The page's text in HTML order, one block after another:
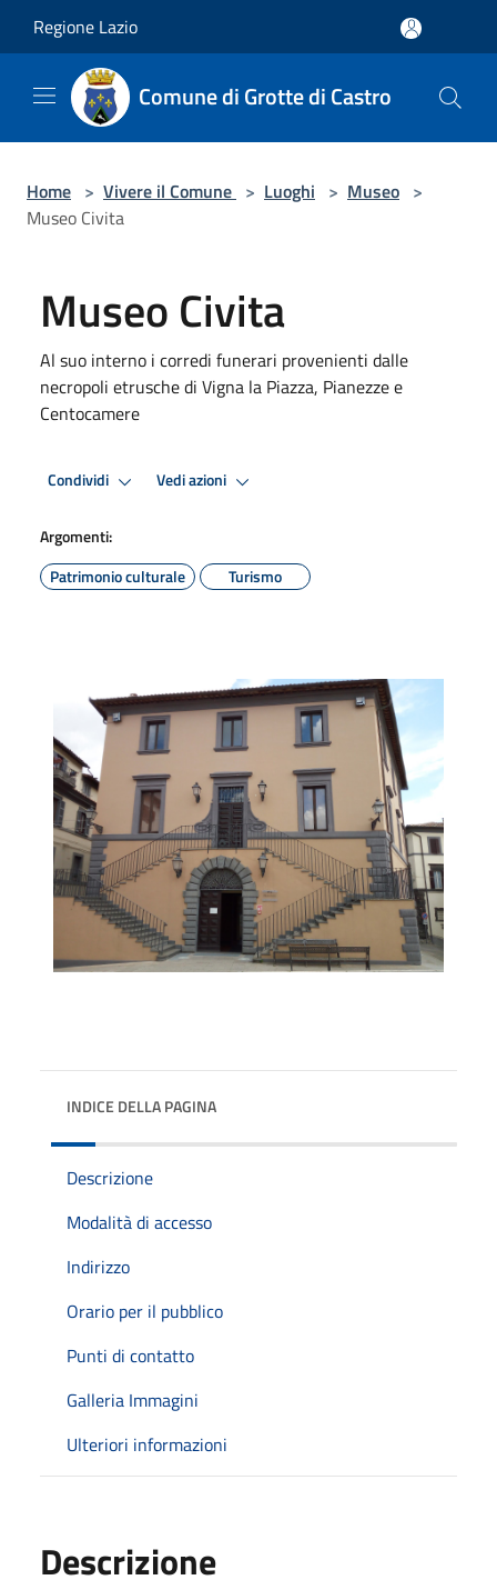
Regione Lazio
Comune di Grotte di Castro
Home > Vivere il Comune > Luoghi > Museo >
Museo Civita
Museo Civita
Al suo interno i corredi funerari provenienti dalle
necropoli etrusche di Vigna la Piazza, Pianezze e
Centocamere
Condividi Vedi azioni
Argomenti:
Patrimonio culturale
Turismo
INDICE DELLA PAGINA
Descrizione
Modalità di accesso
Indirizzo
Orario per il pubblico
Punti di contatto
Galleria Immagini
Ulteriori informazioni
Descrizione